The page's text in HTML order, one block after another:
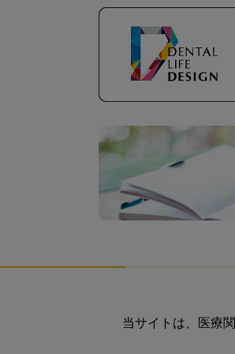
当サイトは、医療